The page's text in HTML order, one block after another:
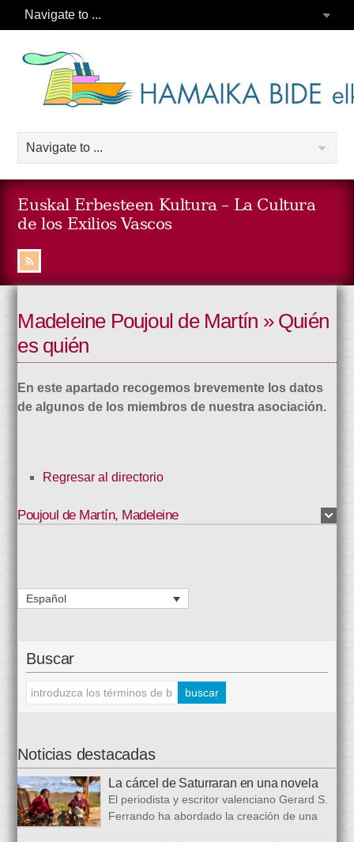
Euskal Erbesteen Kultura – La Cultura
de los Exilios Vascos
Madeleine Poujoul de Martín » Quién
es quién
En este apartado recogemos brevemente los datos
de algunos de los miembros de nuestra asociación.
Regresar al directorio
Poujoul de Martín, Madeleine
Español
Buscar
Noticias destacadas
La cárcel de Saturraran en una novela
El periodista y escritor valenciano Gerard S.
Ferrando ha abordado la creación de una